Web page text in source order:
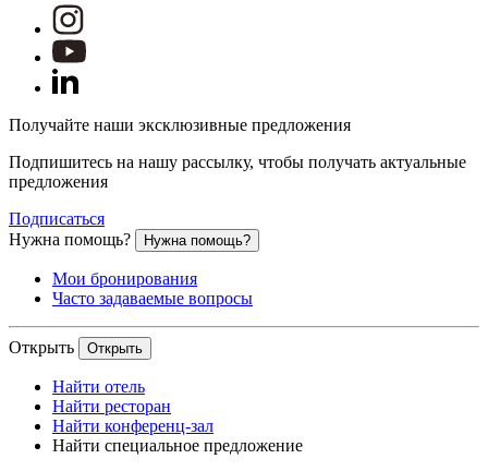
Получайте наши эксклюзивные предложения
Подпишитесь на нашу рассылку, чтобы получать актуальные
предложения
Подписаться
Нужна помощь?
Нужна помощь?
Мои бронирования
Часто задаваемые вопросы
Открыть Открыть
Найти отель
Найти ресторан
Найти конференц-зал
Найти специальное предложение